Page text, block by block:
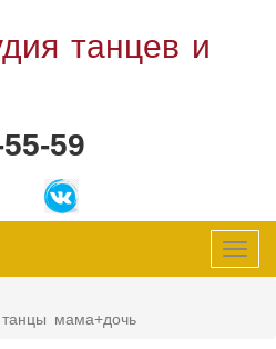
танцев и
59
мама+дочь